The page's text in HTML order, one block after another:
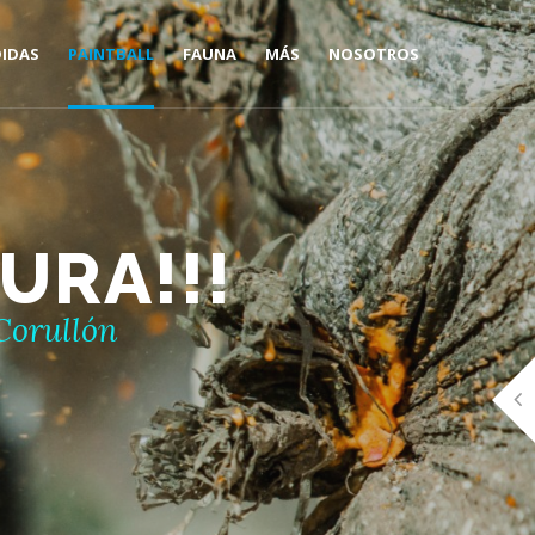
SENDERISMO, TREKKING Y
MONTAÑISMO
BICICLETA DE MONTAÑA
PAINTBALL
CAMPO DE JUEGO CORULLÓN
PAINTBALL-GRUPOS
FAUNA
OSO PARDO CANTÁBRICO
LOBO IBÉRICO
BERREA
OTRAS ESPECIES
MÁS
ALOJAMIENTOS
FORMACIÓN
NOSOTROS